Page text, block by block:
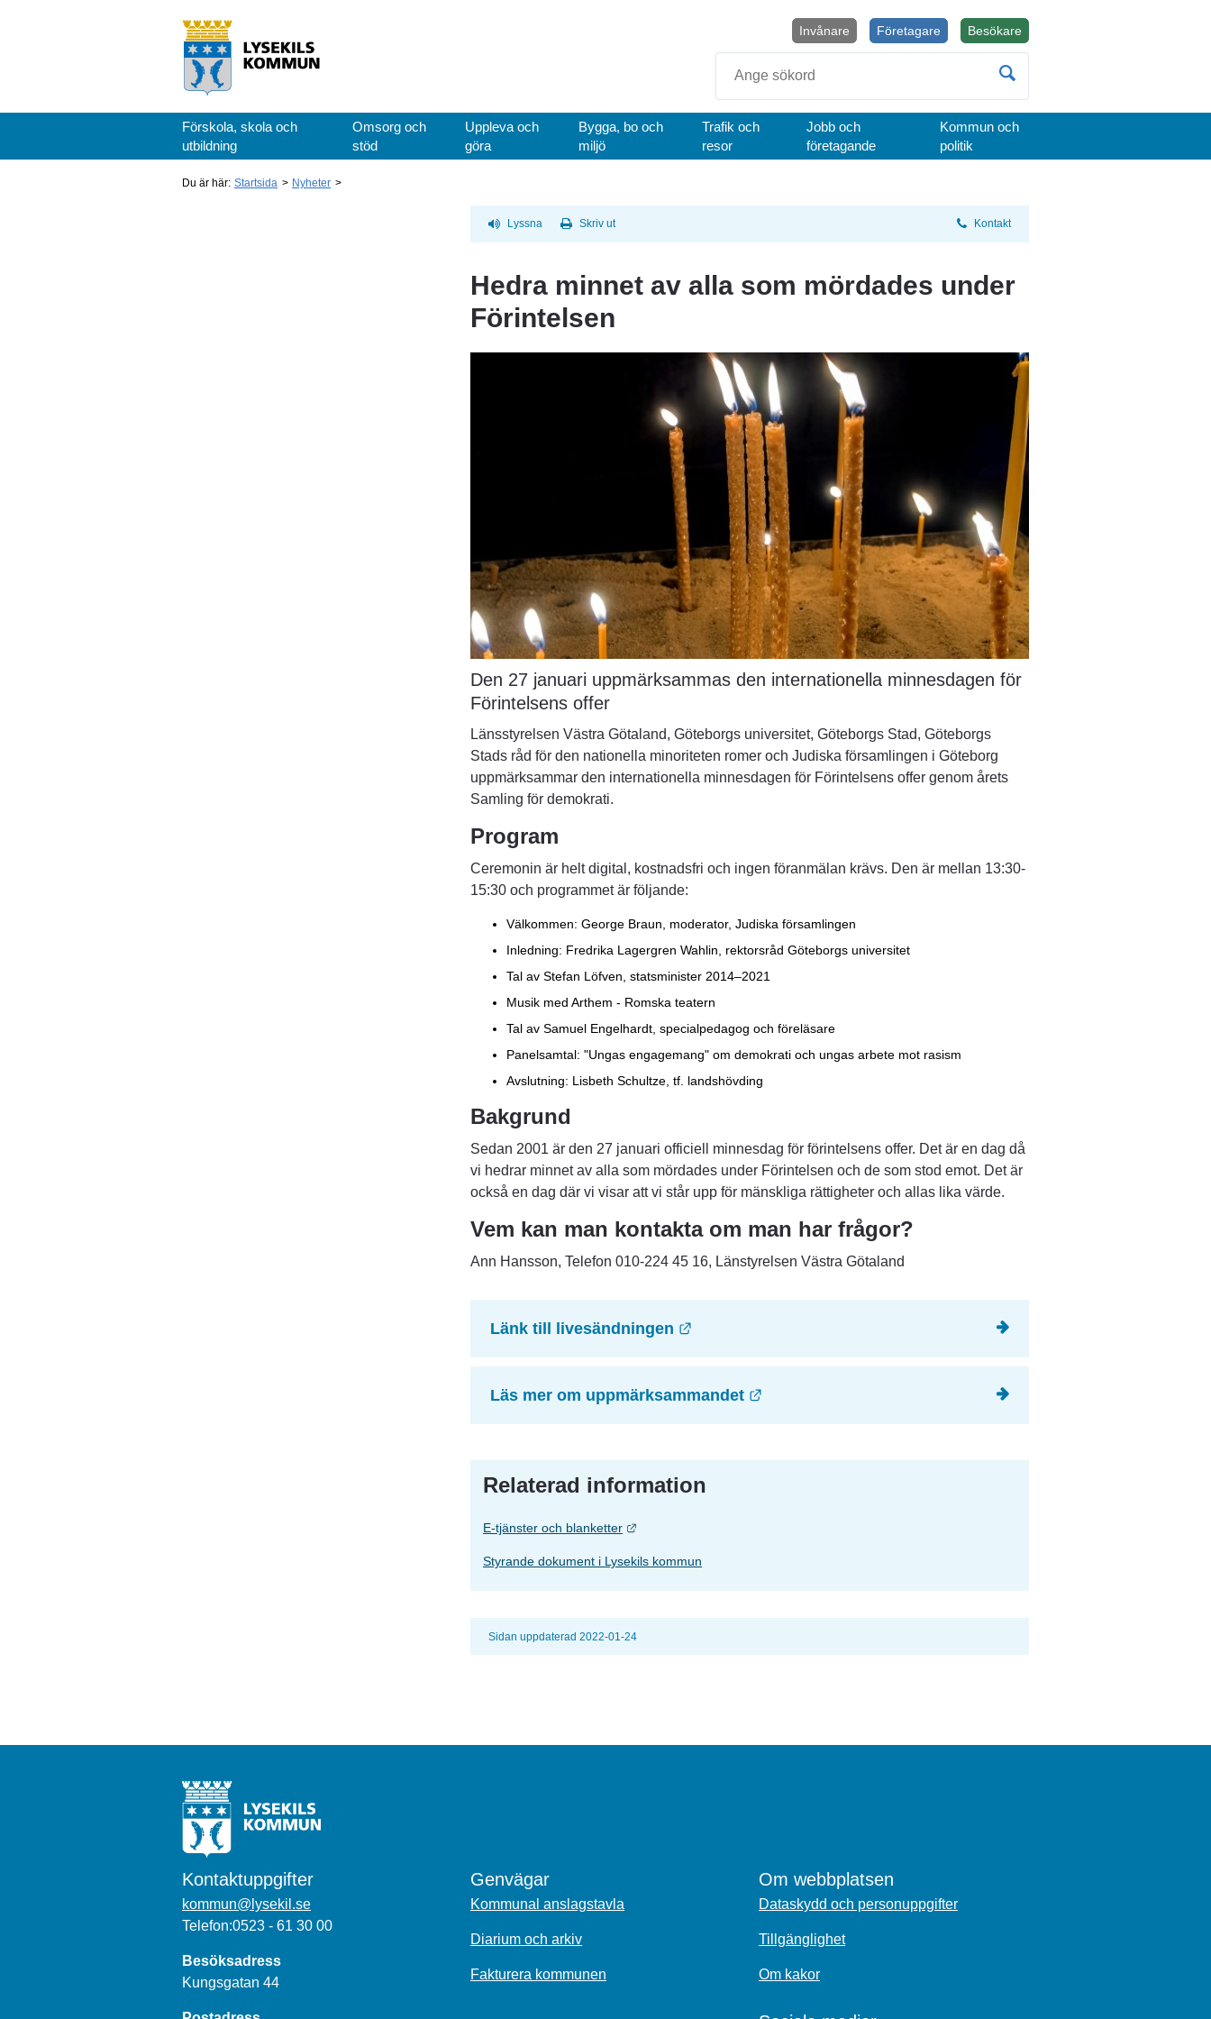
BesökareÖppnas i nytt fönster.
Företagare
Invånare
Förskola, skola och
utbildning
Omsorg och
stöd
Uppleva och
göra
Bygga, bo och
miljö
Trafik och
resor
Jobb och
företagande
Kommun och
politik
Du är här: Startsida Nyheter
Lyssna Skriv ut Kontakt
Hedra minnet av alla som mördades under
Förintelsen
Den 27 januari uppmärksammas den internationella minnesdagen för
Förintelsens offer
Länsstyrelsen Västra Götaland, Göteborgs universitet, Göteborgs Stad, Göteborgs
Stads råd för den nationella minoriteten romer och Judiska församlingen i Göteborg
uppmärksammar den internationella minnesdagen för Förintelsens offer genom årets
Samling för demokrati.
Program
Ceremonin är helt digital, kostnadsfri och ingen föranmälan krävs. Den är mellan 13:30-
15:30 och programmet är följande:
Välkommen: George Braun, moderator, Judiska församlingen
Inledning: Fredrika Lagergren Wahlin, rektorsråd Göteborgs universitet
Tal av Stefan Löfven, statsminister 2014–2021
Musik med Arthem - Romska teatern
Tal av Samuel Engelhardt, specialpedagog och föreläsare
Panelsamtal: "Ungas engagemang" om demokrati och ungas arbete mot rasism
Avslutning: Lisbeth Schultze, tf. landshövding
Bakgrund
Sedan 2001 är den 27 januari officiell minnesdag för förintelsens offer. Det är en dag då
vi hedrar minnet av alla som mördades under Förintelsen och de som stod emot. Det är
också en dag där vi visar att vi står upp för mänskliga rättigheter och allas lika värde.
Vem kan man kontakta om man har frågor?
Ann Hansson, Telefon 010-224 45 16, Länstyrelsen Västra Götaland
Länk till livesändningen
Läs mer om uppmärksammandet
Relaterad information
E-tjänster och blanketter Länk till annan webbplats.
Styrande dokument i Lysekils kommun
Sidan uppdaterad 2022-01-24
Kontaktuppgifter
kommun@lysekil.se
Telefon:0523 - 61 30 00
Besöksadress
Kungsgatan 44
Genvägar
Kommunal anslagstavla
Diarium och arkiv
Fakturera kommunen
Om webbplatsen
Dataskydd och personuppgifter
Tillgänglighet
Om kakor